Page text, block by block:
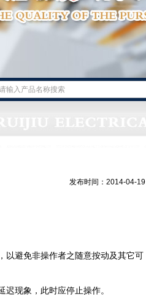
发布时间：2014-04-19
以避免非操作者之随意按动及其它可
现象，此时应停止操作。